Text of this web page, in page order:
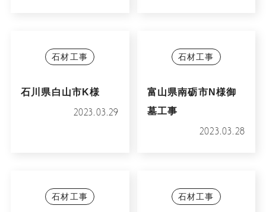
石材工事
石川県白山市K様
2023.03.29
石材工事
富山県南砺市N様御
墓工事
2023.03.28
石材工事 石材工事